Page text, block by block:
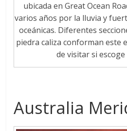
ubicada en Great Ocean
varios años por la lluvia y
oceánicas. Diferentes
piedra caliza conforman este
de visitar si escoge
Australia